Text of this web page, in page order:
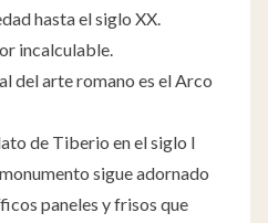
hasta el siglo XX.
incalculable.
del arte romano es el Arco
de Tiberio en el siglo I
sigue adornado
paneles y frisos que